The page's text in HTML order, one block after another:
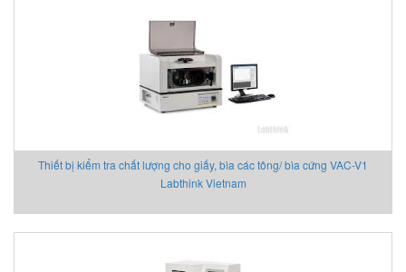
Thiết bị kiểm tra chất lượng cho giấy, bìa các tông/ bìa cứng VAC-V1
Labthink Vietnam